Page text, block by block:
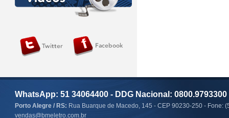
WhatsApp: 51 34064400 - DDG Nacional: 0800.9793300
Porto Alegre / RS: Rua Buarque de Macedo, 145 - CEP 90230-250 - Fone:
vendas@bmeletro.com.br